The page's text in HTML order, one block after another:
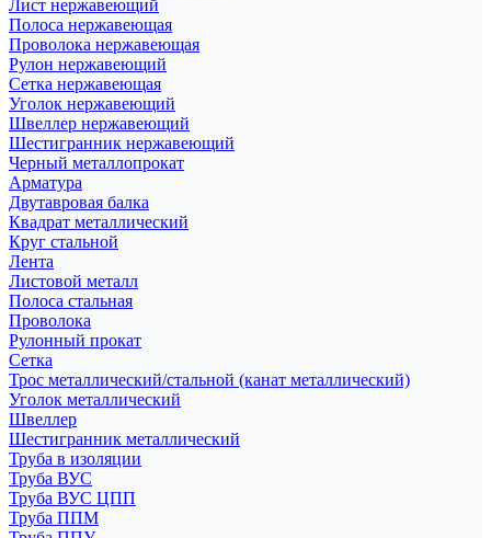
Лист нержавеющий
Полоса нержавеющая
Проволока нержавеющая
Рулон нержавеющий
Сетка нержавеющая
Уголок нержавеющий
Швеллер нержавеющий
Шестигранник нержавеющий
Черный металлопрокат
Арматура
Двутавровая балка
Квадрат металлический
Круг стальной
Лента
Листовой металл
Полоса стальная
Проволока
Рулонный прокат
Сетка
Трос металлический/стальной (канат металлический)
Уголок металлический
Швеллер
Шестигранник металлический
Труба в изоляции
Труба ВУС
Труба ВУС ЦПП
Труба ППМ